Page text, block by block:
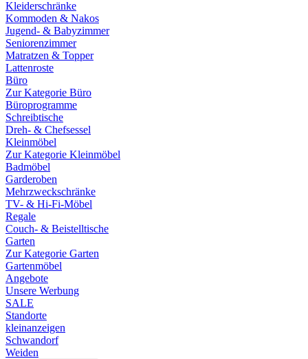
Kleiderschränke
Kommoden & Nakos
Jugend- & Babyzimmer
Seniorenzimmer
Matratzen & Topper
Lattenroste
Büro
Zur Kategorie Büro
Büroprogramme
Schreibtische
Dreh- & Chefsessel
Kleinmöbel
Zur Kategorie Kleinmöbel
Badmöbel
Garderoben
Mehrzweckschränke
TV- & Hi-Fi-Möbel
Regale
Couch- & Beistelltische
Garten
Zur Kategorie Garten
Gartenmöbel
Angebote
Unsere Werbung
SALE
Standorte
kleinanzeigen
Schwandorf
Weiden